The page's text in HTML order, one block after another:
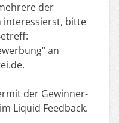
der
interessierst, bitte
an
der Gewinner-
Liquid Feedback.